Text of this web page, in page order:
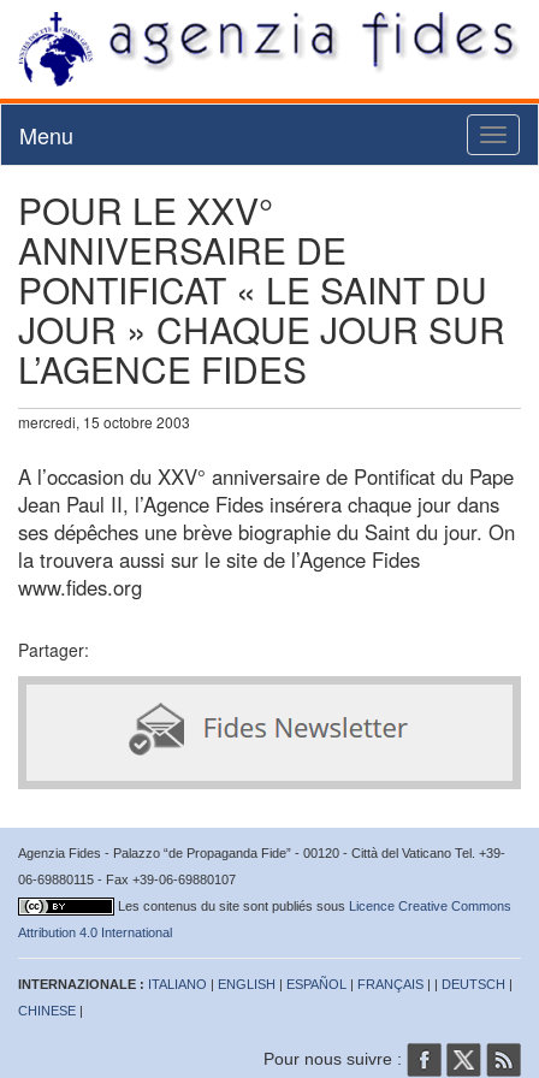
Menu
POUR LE XXV°
ANNIVERSAIRE DE
PONTIFICAT « LE SAINT DU
JOUR » CHAQUE JOUR SUR
L’AGENCE FIDES
mercredi, 15 octobre 2003
A l’occasion du XXV° anniversaire de Pontificat du Pape
Jean Paul II, l’Agence Fides insérera chaque jour dans
ses dépêches une brève biographie du Saint du jour. On
la trouvera aussi sur le site de l’Agence Fides
www.fides.org
Partager:
Agenzia Fides - Palazzo “de Propaganda Fide” - 00120 - Città del Vaticano Tel. +39-
06-69880115 - Fax +39-06-69880107
Les contenus du site sont publiés sous Licence Creative Commons
Attribution 4.0 International
INTERNAZIONALE : ITALIANO | ENGLISH | ESPAÑOL | FRANÇAIS | | DEUTSCH |
CHINESE |
Pour nous suivre :